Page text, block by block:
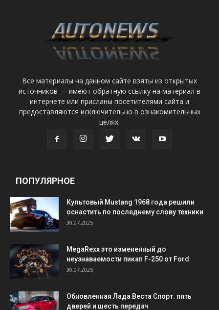
Все материалы на данном сайте взяты из открытых
источников — имеют обратную ссылку на материал в
интернете или присланы посетителями сайта и
предоставляются исключительно в ознакомительных
целях.
ПОПУЛЯРНОЕ
Культовый Mustang 1968 года решили
оснастить по последнему слову техники
30.07.2025
MegaRexx это измененный до
неузнаваемости пикап F-250 от Ford
30.07.2025
Обновленная Лада Веста Спорт: пять
дверей и шесть передач